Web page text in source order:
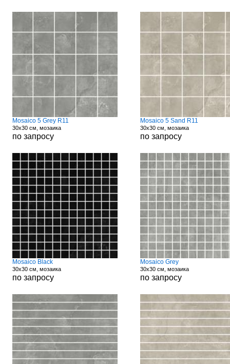
Mosaico 5 Grey R11
30x30 см, мозаика
по запросу
Mosaico 5 Sand R11
30x30 см, мозаика
по запросу
Mosaico Black
30x30 см, мозаика
по запросу
Mosaico Grey
30x30 см, мозаика
по запросу